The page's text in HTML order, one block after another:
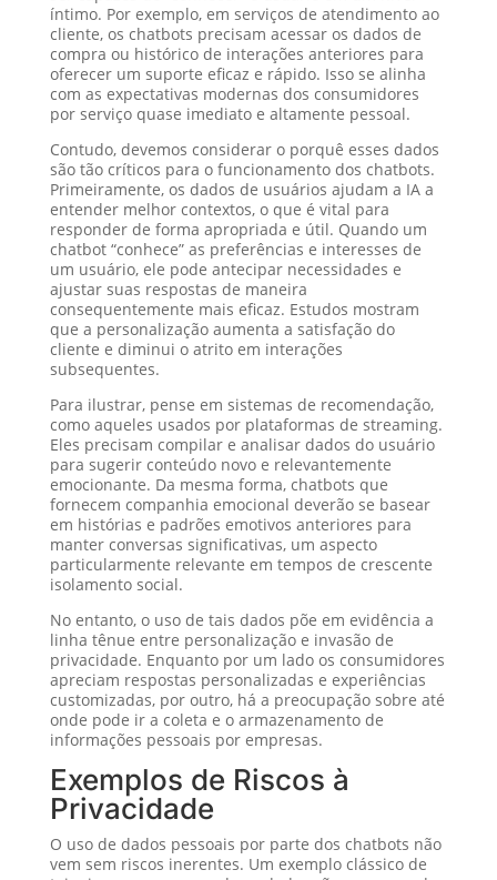
íntimo. Por exemplo, em serviços de atendimento ao
cliente, os chatbots precisam acessar os dados de
compra ou histórico de interações anteriores para
oferecer um suporte eficaz e rápido. Isso se alinha
com as expectativas modernas dos consumidores
por serviço quase imediato e altamente pessoal.
Contudo, devemos considerar o porquê esses dados
são tão críticos para o funcionamento dos chatbots.
Primeiramente, os dados de usuários ajudam a IA a
entender melhor contextos, o que é vital para
responder de forma apropriada e útil. Quando um
chatbot “conhece” as preferências e interesses de
um usuário, ele pode antecipar necessidades e
ajustar suas respostas de maneira
consequentemente mais eficaz. Estudos mostram
que a personalização aumenta a satisfação do
cliente e diminui o atrito em interações
subsequentes.
Para ilustrar, pense em sistemas de recomendação,
como aqueles usados por plataformas de streaming.
Eles precisam compilar e analisar dados do usuário
para sugerir conteúdo novo e relevantemente
emocionante. Da mesma forma, chatbots que
fornecem companhia emocional deverão se basear
em histórias e padrões emotivos anteriores para
manter conversas significativas, um aspecto
particularmente relevante em tempos de crescente
isolamento social.
No entanto, o uso de tais dados põe em evidência a
linha tênue entre personalização e invasão de
privacidade. Enquanto por um lado os consumidores
apreciam respostas personalizadas e experiências
customizadas, por outro, há a preocupação sobre até
onde pode ir a coleta e o armazenamento de
informações pessoais por empresas.
Exemplos de Riscos à
Privacidade
O uso de dados pessoais por parte dos chatbots não
vem sem riscos inerentes. Um exemplo clássico de